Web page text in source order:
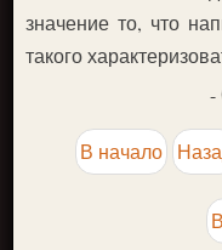
значение то, что
такого
-
В начало